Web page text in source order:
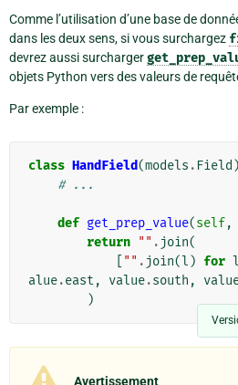
Comme l’utilisation d’une base de
dans les deux sens, si vous surchargez
devrez aussi surcharger
objets Python vers des valeurs de
Par exemple :
class HandField(models . Field
# ...
def get_prep_value(self,
return "" . join(
"" . join(l ) for l
alue.east , value.south ,
)
Avertissement